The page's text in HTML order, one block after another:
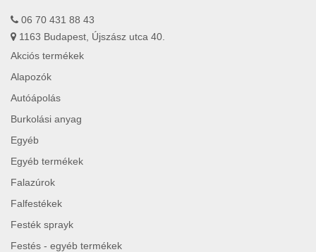
06 70 431 88 43
1163 Budapest, Újszász utca 40.
Akciós termékek
Alapozók
Autóápolás
Burkolási anyag
Egyéb
Egyéb termékek
Falazúrok
Falfestékek
Festék sprayk
Festés - egyéb termékek